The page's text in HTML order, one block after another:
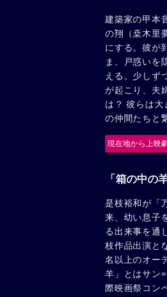
建築家の甲本
の翔（桒木里
にする。彼が
ま、戸惑いを
える。少しず
が起こり、夫
は？ 彼らは大
の仲間たちと
現在地から上映
「箱の中の
是枝裕和が「
来、幼い息子
る出来事を通
枝作品出演と
名以上のオー
羊」とはサン
際映画祭コン